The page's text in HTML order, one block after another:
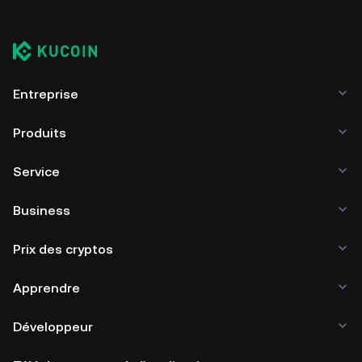
Entreprise
Produits
Service
Business
Prix des cryptos
Apprendre
Développeur